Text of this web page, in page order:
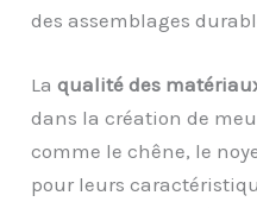
des assemblages
Laqualité des
dans la création de
comme le chêne, le
pour leurs